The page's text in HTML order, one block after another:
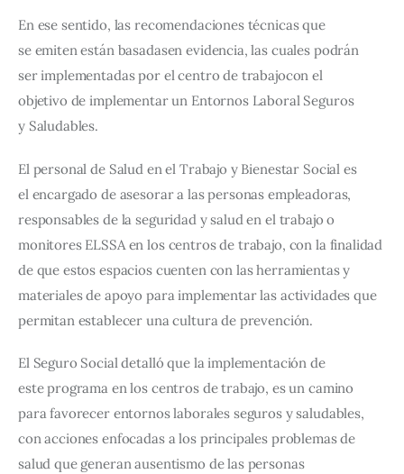
En ese sentido, las recomendaciones técnicas que
se emiten están basadasen evidencia, las cuales podrán
ser implementadas por el centro de trabajocon el
objetivo de implementar un Entornos Laboral Seguros
y Saludables.
El personal de Salud en el Trabajo y Bienestar Social es
el encargado de asesorar a las personas empleadoras,
responsables de la seguridad y salud en el trabajo o
monitores ELSSA en los centros de trabajo, con la finalidad
de que estos espacios cuenten con las herramientas y
materiales de apoyo para implementar las actividades que
permitan establecer una cultura de prevención.
El Seguro Social detalló que la implementación de
este programa en los centros de trabajo, es un camino
para favorecer entornos laborales seguros y saludables,
con acciones enfocadas a los principales problemas de
salud que generan ausentismo de las personas